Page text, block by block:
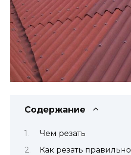
Содержание
Чем резать
Как резать правильно